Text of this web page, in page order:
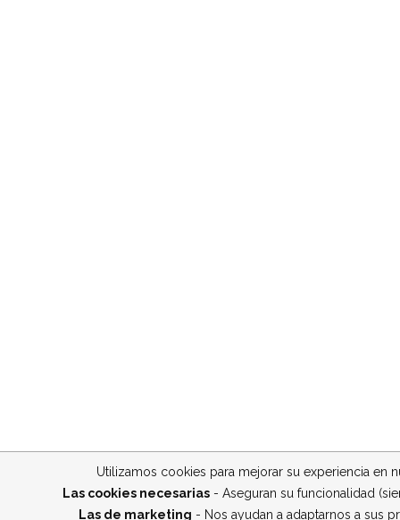
Utilizamos cookies para mejorar su experiencia en
Las cookies necesarias- Aseguran su funcionalidad
Las de marketing - Nos ayudan a adaptarnos a sus